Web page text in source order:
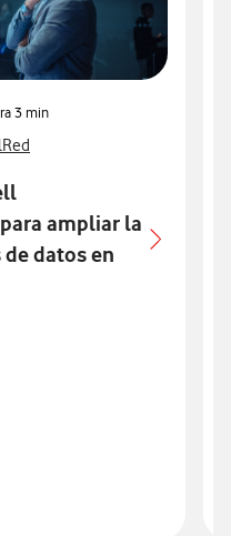
3 min
con
relacionados con
Ver más notas de prensa
Red
ampliar la
datos en